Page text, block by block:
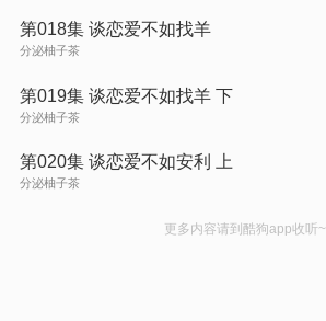
第018集 谈恋爱不如找羊
分泌柚子茶
第019集 谈恋爱不如找羊 下
分泌柚子茶
第020集 谈恋爱不如安利 上
分泌柚子茶
更多内容请到酷狗app收听~